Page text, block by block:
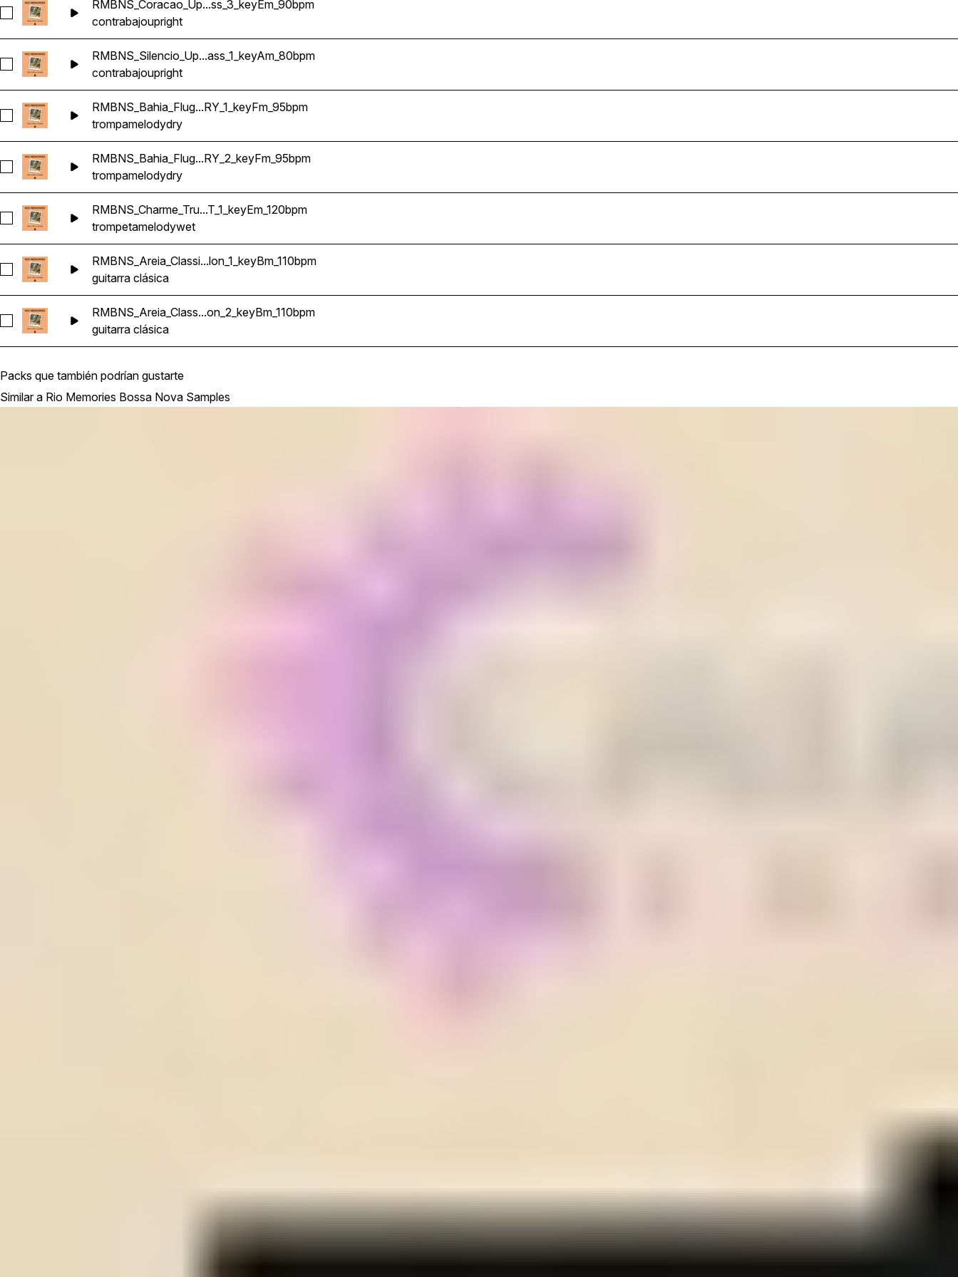
Seleccionar RMBNS_Coracao_Upright_Bass_3_keyEm_90bpm
RMBNS_Coracao_Up...ss_3_keyEm_90bpm
contrabajoupright
Seleccionar RMBNS_Silencio_Upright_Bass_1_keyAm_80bpm
RMBNS_Silencio_Up...ass_1_keyAm_80bpm
contrabajoupright
Seleccionar RMBNS_Bahia_Flugel_Horn_Melody_DRY_1_keyFm_95bpm
RMBNS_Bahia_Flug...RY_1_keyFm_95bpm
trompamelodydry
Seleccionar RMBNS_Bahia_Flugel_Horn_Melody_DRY_2_keyFm_95bpm
RMBNS_Bahia_Flug...RY_2_keyFm_95bpm
trompamelodydry
Seleccionar RMBNS_Charme_Trumpet_Melody_WET_1_keyEm_120bpm
RMBNS_Charme_Tru...T_1_keyEm_120bpm
trompetamelodywet
Seleccionar RMBNS_Areia_Classical_Guitar_Nylon_1_keyBm_110bpm
RMBNS_Areia_Classi...lon_1_keyBm_110bpm
guitarra clásica
Seleccionar RMBNS_Areia_Classical_Guitar_Nylon_2_keyBm_110bpm
RMBNS_Areia_Class...on_2_keyBm_110bpm
guitarra clásica
Packs que también podrían gustarte
Similar a Rio Memories Bossa Nova Samples